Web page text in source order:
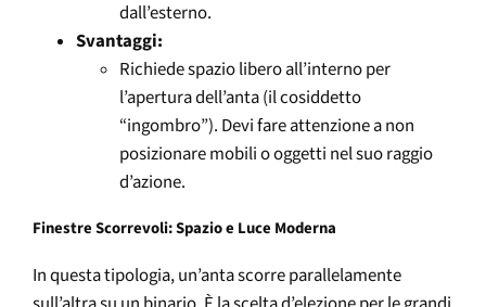
dall’esterno.
Svantaggi:
Richiede spazio libero all’interno per
l’apertura dell’anta (il cosiddetto
“ingombro”). Devi fare attenzione a non
posizionare mobili o oggetti nel suo raggio
d’azione.
Finestre Scorrevoli: Spazio e Luce Moderna
In questa tipologia, un’anta scorre parallelamente